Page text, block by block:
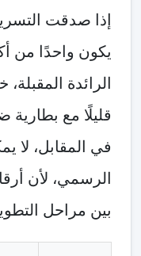
يكون واحدًا من
الرائدة
قليلًا مع
في المقابل، لا
الرسمي، لأن
بين مراحل